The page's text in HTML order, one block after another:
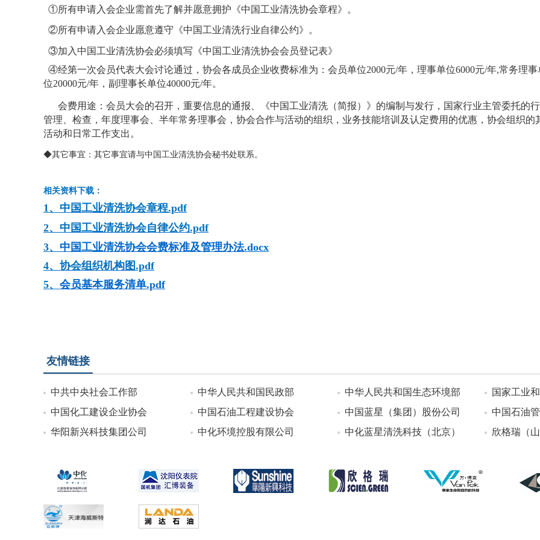
①所有申请入会企业需首先了解并愿意拥护《中国工业清洗协会章程》。
②所有申请入会企业愿意遵守《中国工业清洗行业自律公约》。
③加入中国工业清洗协会必须填写《中国工业清洗协会会员登记表》
④经第一次会员代表大会讨论通过，协会各成员企业收费标准为：会员单位2000元/年 ，理事单位6000元/年,常务理事
位20000元/年，副理事长单位40000元/年。
会费用途：会员大会的召开，重要信息的通报、《中国工业清洗（简报）》的编制与发行，国家行业主管委托的
管理、检查，年度理事会、半年常务理事会，协会合作与活动的组织，业务技能培训及认定费用的优惠，协会组织的
活动和日常工作支出。
◆其它事宜：其它事宜请与中国工业清洗协会秘书处联系。
相关资料下载：
1、 中国工业清洗协会章程.pdf
2、 中国工业清洗协会自律公约.pdf
3、 中国工业清洗协会会费标准及管理办法.docx
4、协会组织机构图.pdf
5、 会员基本服务清单.pdf
友情链接
中共中央社会工作部 中华人民共和国民政部 中华人民共和国生态环境部 国家工业
中国化工建设企业协会
中国石油工程建设协会 中国蓝星（集团）股份公司 中国石油
华阳新兴科技集团公司
中化环境控股有限公司 中化蓝星清洗科技（北京） 欣格瑞（